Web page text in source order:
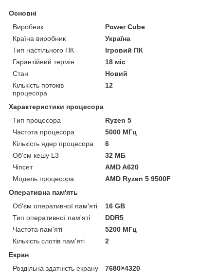
Основні
Виробник
Power Cube
Країна виробник
Україна
Тип настільного ПК
Ігровий ПК
Гарантійний термін
18 міс
Стан
Новий
Кількість потоків
процесора
12
Характеристики процесора
Тип процесора
Ryzen 5
Частота процесора
5000 МГц
Кількість ядер процесора
6
Об'єм кешу L3
32 МБ
Чіпсет
AMD A620
Модель процесора
AMD Ryzen 5 9500F
Оперативна пам'ять
Об'єм оперативної пам'яті
16 GB
Тип оперативної пам'яті
DDR5
Частота пам'яті
5200 МГц
Кількість слотів пам'яті
2
Екран
Роздільна здатність екрану
7680×4320